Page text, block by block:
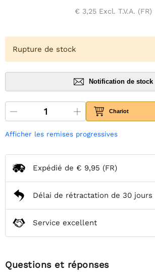
€ 3,25Excl. T.V.A. (FR)
Rupture de stock
Notification de stock
Chariot
Afficher les remises progressives
Expédié de € 9,95 (FR)
Délai de rétractation de 30 jours
Service excellent
Questions et réponses